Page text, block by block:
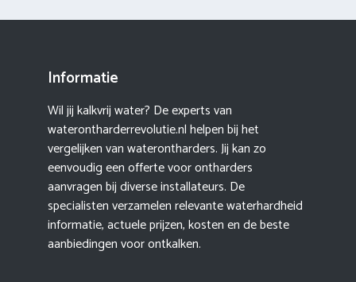
Informatie
Wil jij kalkvrij water? De experts van
waterontharderrevolutie.nl helpen bij het
vergelijken van waterontharders. Jij kan zo
eenvoudig een offerte voor ontharders
aanvragen bij diverse installateurs. De
specialisten verzamelen relevante waterhardheid
informatie, actuele prijzen, kosten en de beste
aanbiedingen voor ontkalken.